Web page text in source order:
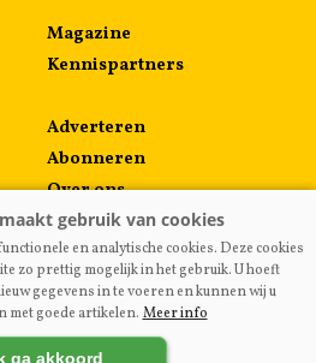
Magazine
Kennispartners
Adverteren
Abonneren
Over ons
Contact
DISCLAIMER
en analytische cookies. Deze cookies
zo prettig mogelijk in het gebruik. U hoeft
gegevens in te voeren en kunnen wij u
met goede artikelen. Meer info
ga akkoord